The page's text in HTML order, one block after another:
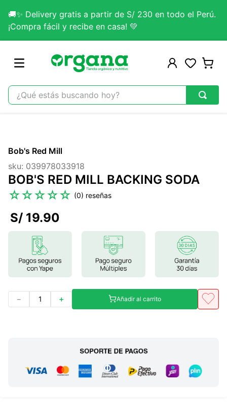
🚚✨ Delivery gratis a partir de S/ 230 en todo el Perú.
¡Compra fácil y recibe en casa! 💚
¿Qué estás buscando hoy?
2.
citrato magnesio
3.
colageno
kefir
6
stevia
glicinato magnesio
8.
magnesio
9.
melena leon
10. proteina
Bob's Red Mill
sku: 039978033918
BOB'S RED MILL BACKING SODA
☆☆☆☆☆ (0)
S/ 19.90
＋
－ Añadir al carrito